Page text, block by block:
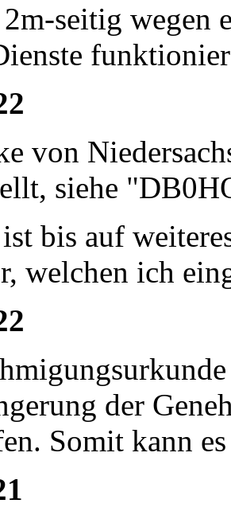
seitig wegen
von
siehe
bis auf
welchen ich
der
Somit kann